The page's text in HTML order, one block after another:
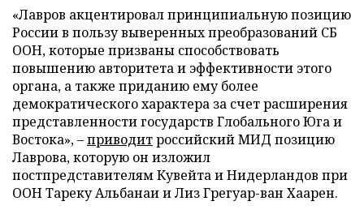
«Лавров акцентировал принципиальную позицию
России в пользу выверенных преобразований СБ
ООН, которые призваны способствовать
повышению авторитета и эффективности этого
органа, а также приданию ему более
демократического характера за счет расширения
представленности государств Глобального Юга и
Востока», –приводитроссийский МИД позицию
Лаврова, которую он изложил
постпредставителям Кувейта и Нидерландов при
ООН Тареку Альбанаи и Лиз Грегуар-ван Хаарен.